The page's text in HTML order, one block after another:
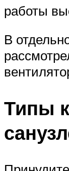
работы
В
Типы